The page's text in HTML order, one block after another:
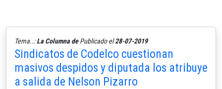
Tema..:La Columna dePublicado el28-07-2019
Sindicatos de Codelco cuestionan
masivos despidos y diputada los atribuye
a salida de Nelson Pizarro